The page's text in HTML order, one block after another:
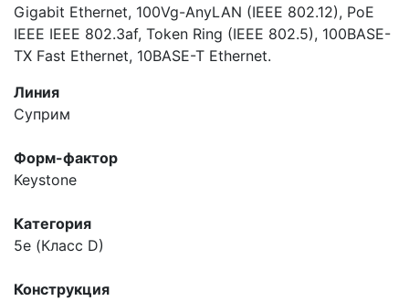
Gigabit Ethernet, 100Vg-AnyLAN (IEEE 802.12), PoE
IEEE IEEE 802.3af, Token Ring (IEEE 802.5), 100BASE-
TX Fast Ethernet, 10BASE-T Ethernet.
Линия
Суприм
Форм-фактор
Keystone
Категория
5e (Класс D)
Конструкция